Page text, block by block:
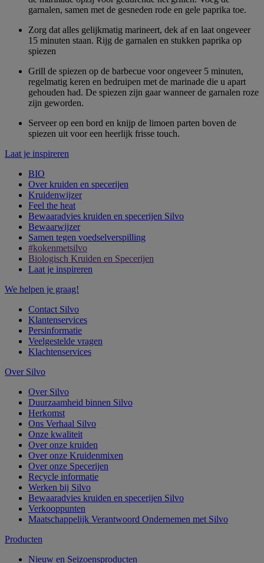
garnalen, samen met de gesneden rode en gele paprika toe.
Zorg dat alles gelijkmatig marineert, dek af en laat ongeveer
15 minuten staan. Rijg de garnalen en stukken paprika op
spiezen
Grill de spiezen op de barbecue voor ongeveer 5 minuten,
regelmatig keren en bedruipen met de marinade die u apart
gehouden had. De spiezen zijn gaar wanneer de garnalen roze
zijn geworden.
Serveer op een bord en knijp de limoen parten boven de
spiezen uit voor een heerlijk frisse touch.
Laat je inspireren
BIO
Over kruiden en specerijen
Kruidenwijzer
Feel the heat
Bewaaradvies kruiden en specerijen Silvo
Bewaarwijzer
Samen tegen voedselverspilling
#kokenmetsilvo
Biologisch Kruiden en Specerijen
Laat je inspireren
We helpen je graag!
Contact Silvo
Klantenservices
Persinformatie
Veelgestelde vragen
Klachtenservices
Over Silvo
Over Silvo
Duurzaamheid binnen Silvo
Herkomst
Ons Verhaal Silvo
Onze kwaliteit
Over onze kruiden
Over onze Kruidenmixen
Over onze Specerijen
Recycle informatie
Werken bij Silvo
Bewaaradvies kruiden en specerijen Silvo
Verkooppunten
Maatschappelijk Verantwoord Ondernemen met Silvo
Producten
Nieuw en Seizoensproducten